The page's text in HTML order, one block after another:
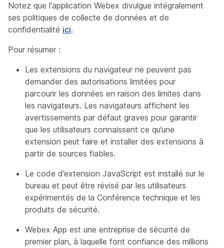
Notez que l'application Webex divulgue intégralement
ses politiques de collecte de données et de
confidentialité ici.
Pour résumer :
Les extensions du navigateur ne peuvent pas
demander des autorisations limitées pour
parcourir les données en raison des limites dans
les navigateurs. Les navigateurs affichent les
avertissements par défaut graves pour garantir
que les utilisateurs connaissent ce qu’une
extension peut faire et installer des extensions à
partir de sources fiables.
Le code d’extension JavaScript est installé sur le
bureau et peut être révisé par les utilisateurs
expérimentés de la Conférence technique et les
produits de sécurité.
Webex App est une entreprise de sécurité de
premier plan, à laquelle font confiance des millions